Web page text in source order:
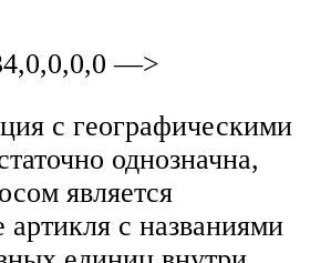
—>
с географическими
однозначна,
является
артикля с названиями